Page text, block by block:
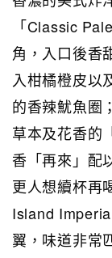
「Classic
角，入口後香
入柑橘橙皮以
的香辣魷魚圈
草本及花香的
香「再來」配
更人想續杯再
Island
翼，味道非常